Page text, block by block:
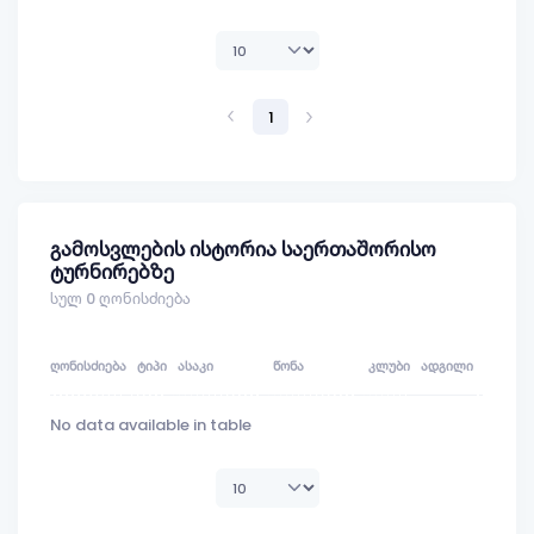
1
გამოსვლების ისტორია საერთაშორისო
ტურნირებზე
სულ 0 ღონისძიება
ᲦᲝᲜᲘᲡᲫᲘᲔᲑᲐ ᲢᲘᲞᲘ ᲐᲡᲐᲙᲘ ᲬᲝᲜᲐ ᲙᲚᲣᲑᲘ ᲐᲓᲒᲘᲚᲘ
No data available in table